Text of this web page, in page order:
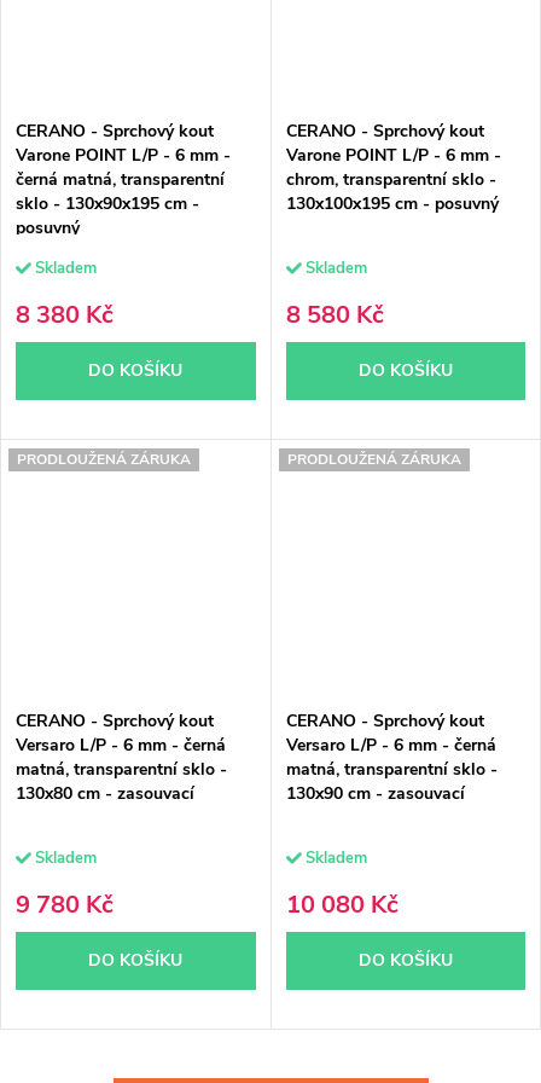
CERANO - Sprchový kout
Varone POINT L/P - 6 mm -
černá matná, transparentní
sklo - 130x90x195 cm -
posuvný
Skladem
8 380 Kč
DO KOŠÍKU
CERANO - Sprchový kout
Varone POINT L/P - 6 mm -
chrom, transparentní sklo -
130x100x195 cm - posuvný
Skladem
8 580 Kč
DO KOŠÍKU
PRODLOUŽENÁ ZÁRUKA
CERANO - Sprchový kout
Versaro L/P - 6 mm - černá
matná, transparentní sklo -
130x80 cm - zasouvací
Skladem
9 780 Kč
DO KOŠÍKU
PRODLOUŽENÁ ZÁRUKA
CERANO - Sprchový kout
Versaro L/P - 6 mm - černá
matná, transparentní sklo -
130x90 cm - zasouvací
Skladem
10 080 Kč
DO KOŠÍKU